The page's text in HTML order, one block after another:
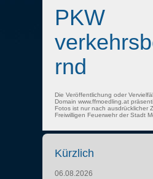
PKW
rnd
Die Veröffentlichung oder
Domain www.ffmoedling.at
Fotos ist nur nach ausdrücklicher
Freiwilligen Feuerwehr der Stadt
Kürzlich
06.08.2026